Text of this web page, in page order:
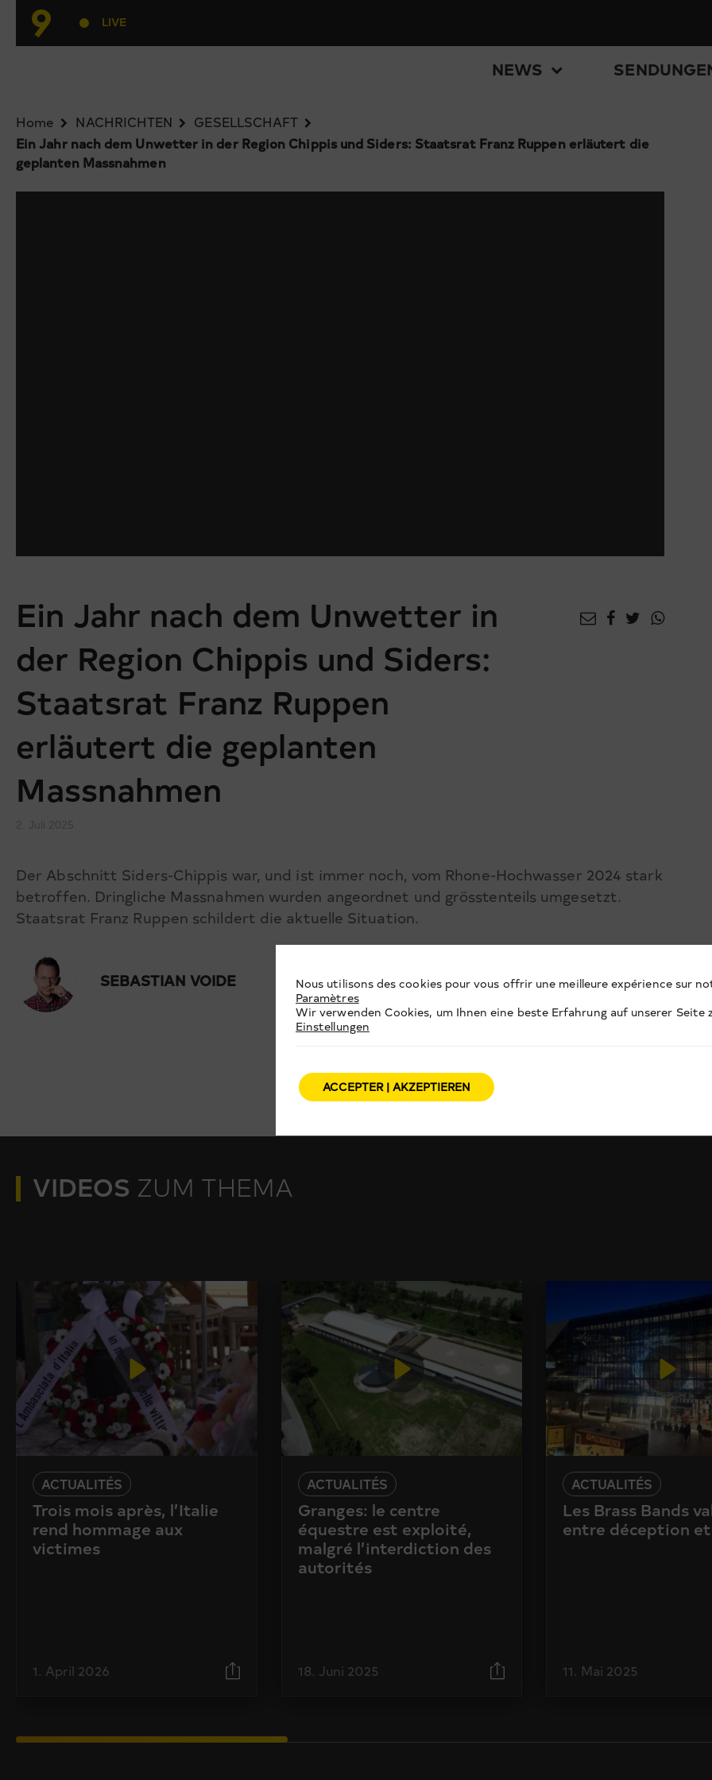
LIVE
NEWS
Home NACHRICHTEN
GESELLSCHAFT
Ein Jahr nach dem Unwetter in der Region Chippis und Siders: Staatsrat Franz Ruppen erläutert die
geplanten Massnahmen
Ein Jahr nach dem Unwetter in
der Region Chippis und Siders:
Staatsrat Franz Ruppen
erläutert die geplanten
Massnahmen
Der Abschnitt Siders-Chippis war, und ist immer noch, vom Rhone-Hochwasser 2024 stark
betroffen. Dringliche Massnahmen wurden angeordnet und grösstenteils umgesetzt.
Staatsrat Franz Ruppen schildert die aktuelle Situation.
SEBASTIAN VOIDE
VIDEOS ZUM THEMA
ACTUALITÉS
Trois mois après, l’Italie
rend hommage aux
victimes
1. April 2026
ACTUALITÉS
Granges: le centre
équestre est exploité,
malgré l’interdiction des
autorités
18. Juni 2025
ACTUALITÉS
Les Brass Bands
entre déception
11. Mai 2025
Nous utilisons des cookies pour vous offrir une meilleure expérience sur
Paramètres
Wir verwenden Cookies, um Ihnen eine beste Erfahrung auf unserer Seite
Einstellungen
ACCEPTER | AKZEPTIEREN